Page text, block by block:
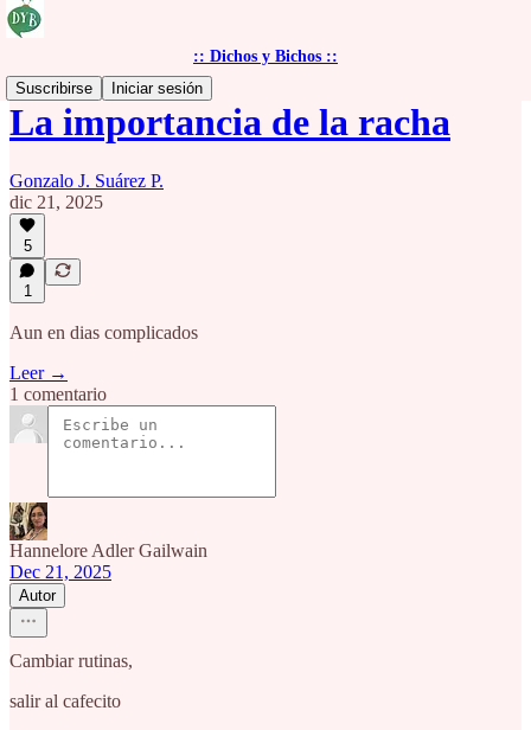
:: Dichos y Bichos ::
Suscribirse
Iniciar sesión
La importancia de la racha
Gonzalo J. Suárez P.
dic 21, 2025
5
1
Aun en dias complicados
Leer →
1 comentario
Hannelore Adler Gailwain
Dec 21, 2025
Autor
Cambiar rutinas,
salir al cafecito